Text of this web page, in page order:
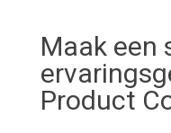
Maak een
Product